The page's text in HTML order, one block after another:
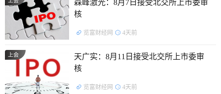
客户集中度常年超过50%
皇裕精密是一家专注于精密电子零组件研发、生产与销售
的高新技术企业，致力于成为相关应用领域的专业电子零组件
配套服务商，核心产品涵盖Busbar及部件、连接器及部件、控
森峰激光：8月7日接受北交所上市委审
核
览富财经网 4天前
上会
天广实：8月11日接受北交所上市委审
核
览富财经网 4天前